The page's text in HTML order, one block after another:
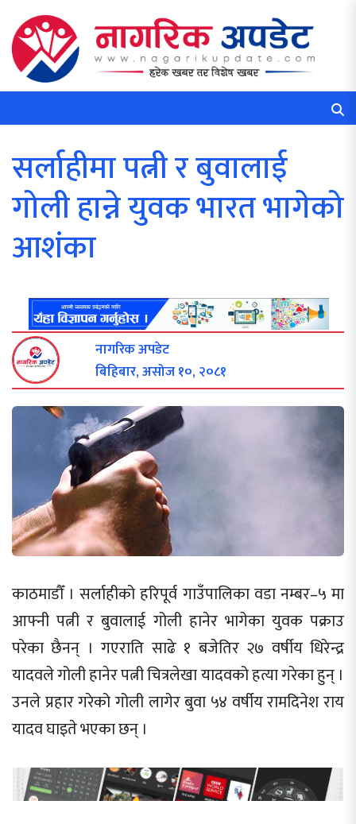
सर्लाहीमा पत्नी र बुवालाई
गोली हान्ने युवक भारत भागेको
आशंका
नागरिक अपडेट
बिहिबार, असोज १०, २०८१
काठमाडौँ । सर्लाहीको हरिपूर्व गाउँपालिका वडा नम्बर–५ मा
आफ्नी पत्नी र बुवालाई गोली हानेर भागेका युवक पक्राउ
परेका छैनन् । गएराति साढे १ बजेतिर २७ वर्षीय धिरेन्द्र
यादवले गोली हानेर पत्नी चित्रलेखा यादवको हत्या गरेका हुन् ।
उनले प्रहार गरेको गोली लागेर बुवा ५४ वर्षीय रामदिनेश राय
यादव घाइते भएका छन् ।